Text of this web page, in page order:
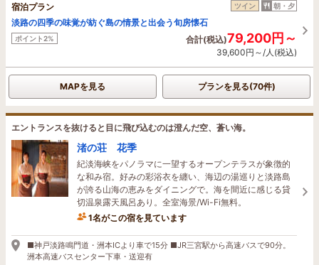
宿泊プラン ツイン 朝・夕
淡路の四季の味覚が紡ぐ島の情景と出会う旬房懐石
ポイント2% 合計(税込)79,200円～
39,600円～/人(税込)
MAPを見る プランを見る(70件)
エントランスを抜けると目に飛び込むのは澄んだ空、蒼い海。
渚の荘 花季
紀淡海峡をパノラマに一望するオープンテラスが象徴的
な和み宿。好みの彩浴衣を纏い、海辺の湯巡りと淡路島
が誇る山海の恵みをダイニングで。海を間近に感じる貸
切温泉露天風呂あり。全室海景/Wi-Fi無料。
1名がこの宿を見ています
50分前に予約されました
■神戸淡路鳴門道・洲本ICより車で15分 ■JR三宮駅から高速バスで90分。
洲本高速バスセンター下車・送迎有